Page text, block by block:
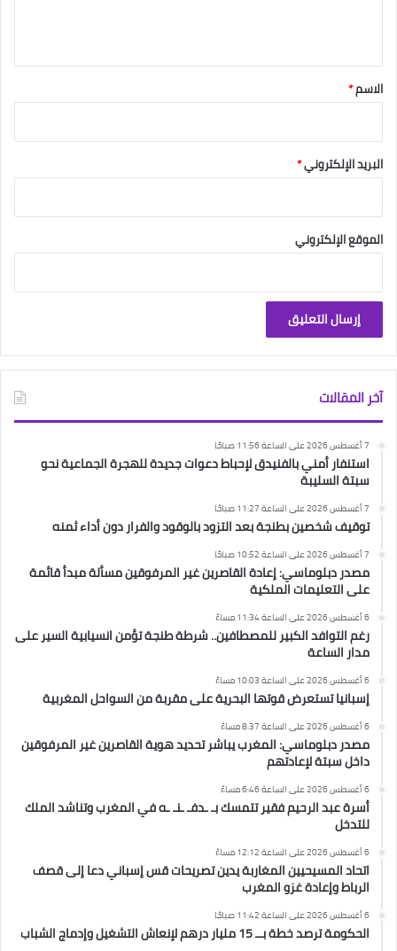
*
الاسم*
البريد الإلكتروني*
الموقع الإلكتروني
آخر المقالات
7 أغسطس 2026 على الساعة 11:56 صباحًا
استنفار أمني بالفنيدق لإحباط دعوات جديدة للهجرة الجماعية نحو
سبتة السليبة
7 أغسطس 2026 على الساعة 11:27 صباحًا
توقيف شخصين بطنجة بعد التزود بالوقود والفرار دون أداء ثمنه
7 أغسطس 2026 على الساعة 10:52 صباحًا
مصدر دبلوماسي: إعادة القاصرين غير المرفوقين مسألة مبدأ قائمة
على التعليمات الملكية
6 أغسطس 2026 على الساعة 11:34 مساءً
رغم التوافد الكبير للمصطافين.. شرطة طنجة تؤمن انسيابية السير على
مدار الساعة
6 أغسطس 2026 على الساعة 10:03 مساءً
إسبانيا تستعرض قوتها البحرية على مقربة من السواحل المغربية
6 أغسطس 2026 على الساعة 8:37 مساءً
مصدر دبلوماسي: المغرب يباشر تحديد هوية القاصرين غير المرفوقين
داخل سبتة لإعادتهم
6 أغسطس 2026 على الساعة 6:46 مساءً
أسرة عبد الرحيم فقير تتمسك بـ ـدفـ ـنـ ـه في المغرب وتناشد الملك
للتدخل
6 أغسطس 2026 على الساعة 12:12 مساءً
اتحاد المسيحيين المغاربة يدين تصريحات قس إسباني دعا إلى قصف
الرباط وإعادة غزو المغرب
6 أغسطس 2026 على الساعة 11:42 صباحًا
الحكومة ترصد خطة بــ 15 مليار درهم لإنعاش التشغيل وإدماج الشباب